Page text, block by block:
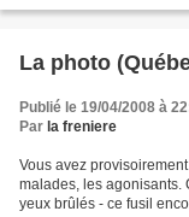
La photo
Publié le 19/04/2008 à
Par la freniere
Vous avez
malades, les agonisants.
yeux brûlés - ce fusil